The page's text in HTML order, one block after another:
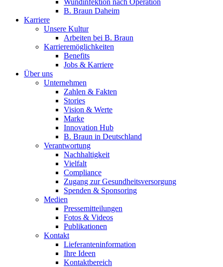
B. Braun Daheim
Karriere
Unsere Kultur
Arbeiten bei B. Braun
Karrieremöglichkeiten
Benefits
Jobs & Karriere
Über uns
Unternehmen
Zahlen & Fakten
Stories
Vision & Werte
Marke
Innovation Hub
B. Braun in Deutschland
Verantwortung
Nachhaltigkeit
Vielfalt
Compliance
Zugang zur Gesundheitsversorgung
Spenden & Sponsoring
Medien
Pressemitteilungen
Fotos & Videos
Publikationen
Kontakt
Lieferanteninformation
Ihre Ideen
Kontaktbereich